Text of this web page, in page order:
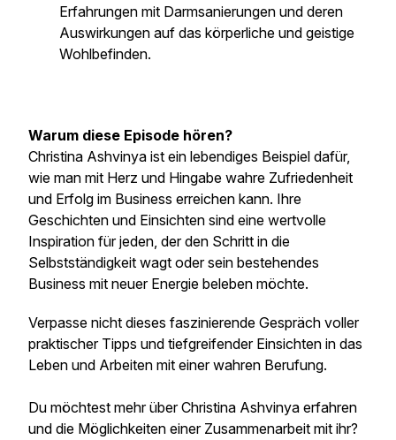
Erfahrungen mit Darmsanierungen und deren
Auswirkungen auf das körperliche und geistige
Wohlbefinden.
Warum diese Episode hören?
Christina Ashvinya ist ein lebendiges Beispiel dafür,
wie man mit Herz und Hingabe wahre Zufriedenheit
und Erfolg im Business erreichen kann. Ihre
Geschichten und Einsichten sind eine wertvolle
Inspiration für jeden, der den Schritt in die
Selbstständigkeit wagt oder sein bestehendes
Business mit neuer Energie beleben möchte.
Verpasse nicht dieses faszinierende Gespräch voller
praktischer Tipps und tiefgreifender Einsichten in das
Leben und Arbeiten mit einer wahren Berufung.
Du möchtest mehr über Christina Ashvinya erfahren
und die Möglichkeiten einer Zusammenarbeit mit ihr?